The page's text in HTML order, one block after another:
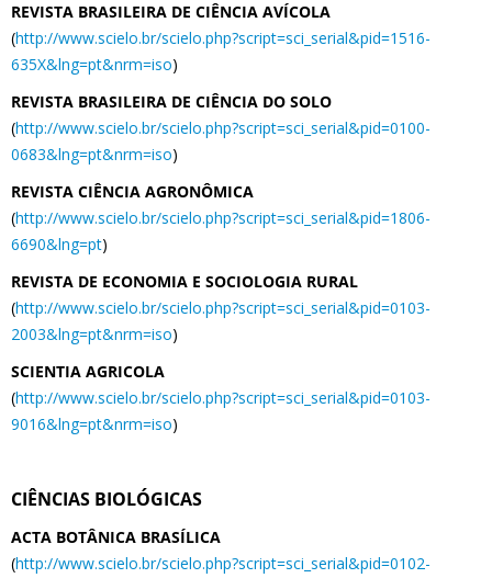
REVISTA BRASILEIRA DE CIÊNCIA AVÍCOLA
(http://www.scielo.br/scielo.php?script=sci_serial&pid=1516-
635X&lng=pt&nrm=iso)
REVISTA BRASILEIRA DE CIÊNCIA DO SOLO
(http://www.scielo.br/scielo.php?script=sci_serial&pid=0100-
0683&lng=pt&nrm=iso)
REVISTA CIÊNCIA AGRONÔMICA
(http://www.scielo.br/scielo.php?script=sci_serial&pid=1806-
6690&lng=pt)
REVISTA DE ECONOMIA E SOCIOLOGIA RURAL
(http://www.scielo.br/scielo.php?script=sci_serial&pid=0103-
2003&lng=pt&nrm=iso)
SCIENTIA AGRICOLA
(http://www.scielo.br/scielo.php?script=sci_serial&pid=0103-
9016&lng=pt&nrm=iso)
CIÊNCIAS BIOLÓGICAS
ACTA BOTÂNICA BRASÍLICA
(http://www.scielo.br/scielo.php?script=sci_serial&pid=0102-